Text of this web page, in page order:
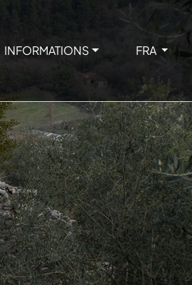
INFORMATIONS FRA